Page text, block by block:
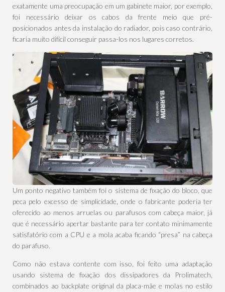
exatamente uma preocupação em um gabinete maior, por exemplo,
foi necessário deixar os cabos da frente meio que pré-
posicionados antes da instalação do radiador, pois caso contrário,
ficaria muito difícil conseguir passa-los nos lugares corretos.
Um ponto negativo também foi o sistema de fixação do bloco, que
peca pelo excesso de simplicidade, onde o fabricante poderia ter
oferecido ao menos arruelas ou parafusos com cabeça maior, já
que é necessário apertar bastante para ter contato minimamente
satisfatório com a CPU e a mola acaba ficando “presa” na cabeça
do parafuso.
Como não estava contente com isso, foi feito uma adaptação
usando sistema de fixação dos dissipadores da Prolimatech,
combinados ao backplate original da placa-mãe e molas no estilo